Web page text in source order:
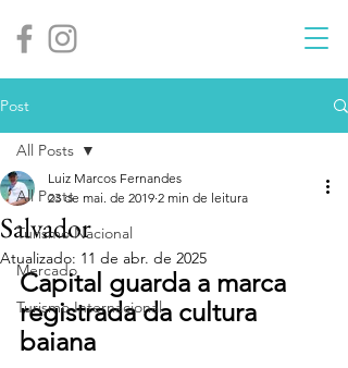
Post
All Posts
Turismo Nacional
Mercado
Turismo Internacional
All Posts
Salvador
Luiz Marcos Fernandes
23 de mai. de 2019 2 min de leitura
Atualizado: 11 de abr. de 2025
Capital guarda a marca
registrada da cultura
baiana